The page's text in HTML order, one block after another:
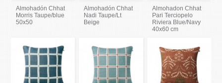
Almohadón Chhat
Morris Taupe/blue
50x50
Almohadón Chhat
Nadi Taupe/Lt
Beige
Almohadon Chhat
Pari Terciopelo
Riviera Blue/Navy
40x60 cm